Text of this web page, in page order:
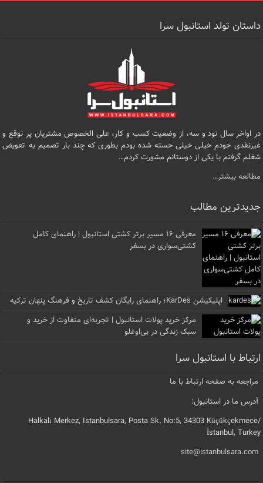
داستان تولد استانبول سرا
در اواخر سال نود و سه، از وضعیت کسب و کار، علی الخصوص مشتریان پر توقع و
غیرنقدی خودم خیلی خیلی خسته شده بودم بطوری که چند بار تصمیم به تعویض
شغلم گرفتم با یکی از دوستانم مشورت کردم…
مطالعه بیشتر…
جدیدترین مطالب
معرفی ۱۶ مسیر برتر کشتی استانبول | راهنمای کامل
کشتی‌سواری در بسفر
اپلیکیشن KarDes؛ راهنمای رایگان کشف تاریخ و فرهنگ پنهان ترکیه
مرکز خرید پولات استانبول | تجربه‌ای متفاوت از خرید و
سبک زندگی در بی‌اوغلو
ارتباط با استانبول سرا
مراجعه به صفحه ارتباط با ما
آدرس ما در استانبول:
Halkalı Merkez, Istanbulsara, Posta Sk. No:5, 34303 Küçükçekmece/
İstanbul, Turkey
site@istanbulsara.com